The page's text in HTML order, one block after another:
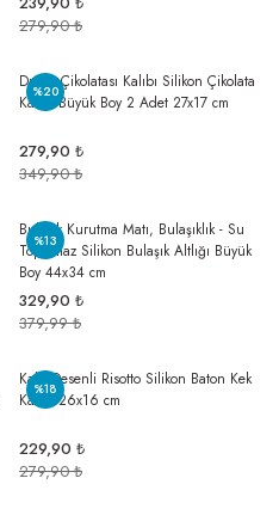
279,90 ₺
%20
Dubai Çikolatası Kalıbı Silikon Çikolata
Kalıbı Büyük Boy 2 Adet 27x17 cm
279,90 ₺
349,90 ₺
%13
Bulaşık Kurutma Matı, Bulaşıklık - Su
Toplamaz Silikon Bulaşık Altlığı Büyük
Boy 44x34 cm
329,90 ₺
379,99 ₺
%18
Kalp Desenli Risotto Silikon Baton Kek
Kalıbı 26x16 cm
229,90 ₺
279,90 ₺